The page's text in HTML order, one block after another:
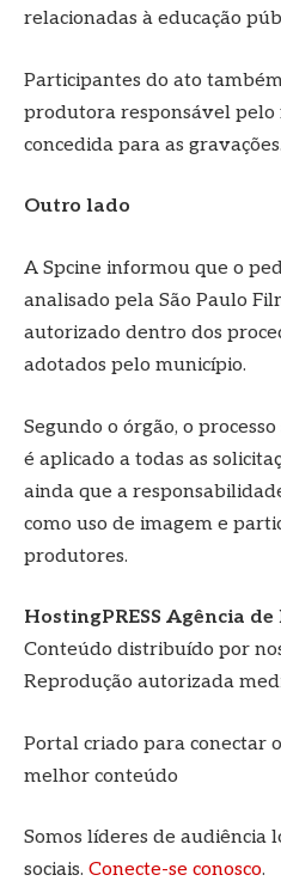
relacionadas à educação
Participantes do ato
produtora responsável pelo
concedida para as gravações.
Outro lado
A Spcine informou que o
analisado pela São Paulo
autorizado dentro dos
adotados pelo município.
Segundo o órgão, o
é aplicado a todas as
ainda que a
como uso de imagem e
produtores.
HostingPRESS Agência
Conteúdo distribuído por
Reprodução autorizada
Portal criado para conectar
melhor conteúdo
Somos líderes de audiência
sociais. Conecte-se conosco.